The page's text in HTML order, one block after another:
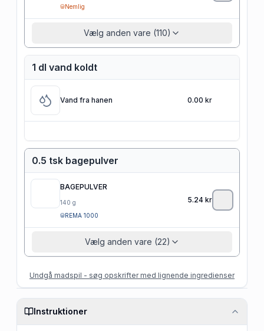
Nemlig
Vælg anden vare (110)
1 dl vand koldt
Vand fra hanen 0.00 kr
0.5 tsk bagepulver
BAGEPULVER
140 g
REMA 1000
5.24 kr
Vælg anden vare (22)
Undgå madspil - søg opskrifter med lignende ingredienser
Instruktioner